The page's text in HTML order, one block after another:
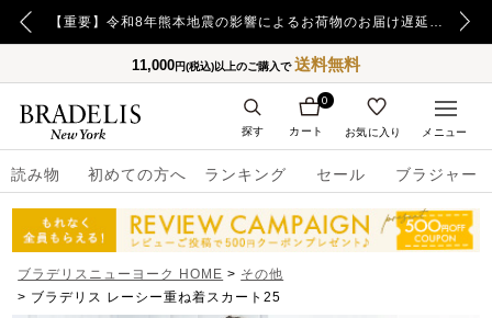
【重要】令和8年熊本地震の影響によるお荷物のお届け遅延について
11,000円(税込)以上のご購入で送料無料
読み物 初めての方へ ランキング セール ブラジャー
カート
0
お気に入り
探す メニュー
ブラデリスニューヨーク HOME
その他
ブラデリス レーシー重ね着スカート25